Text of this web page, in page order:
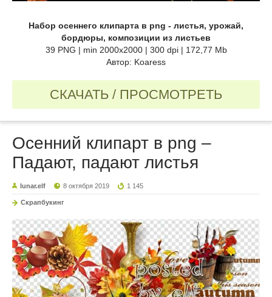
Набор осеннего клипарта в png - листья, урожай,
бордюры, композиции из листьев
39 PNG | min 2000x2000 | 300 dpi | 172,77 Mb
Автор: Koaress
СКАЧАТЬ / ПРОСМОТРЕТЬ
Осенний клипарт в png –
Падают, падают листья
lunar.elf 8 октября 2019 1 145
Скрапбукинг